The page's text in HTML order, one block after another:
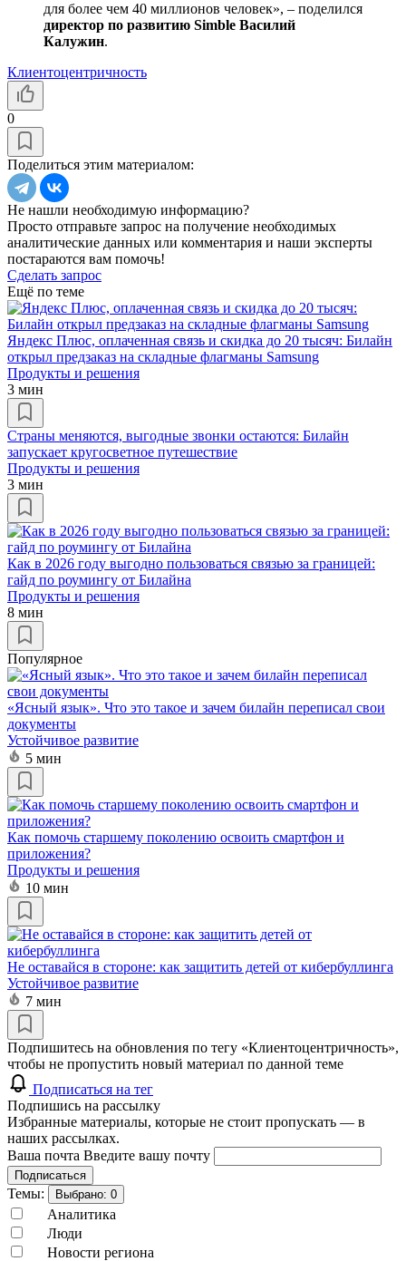
для более чем 40 миллионов человек», – поделился
директор по развитию Simble Василий
Калужин.
Клиентоцентричность
0
Поделиться этим материалом:
Не нашли необходимую информацию?
Просто отправьте запрос на получение необходимых
аналитические данных или комментария и наши эксперты
постараются вам помочь!
Сделать запрос
Ещё по теме
Яндекс Плюс, оплаченная связь и скидка до 20 тысяч: Билайн
открыл предзаказ на складные флагманы Samsung
Продукты и решения
3 мин
Страны меняются, выгодные звонки остаются: Билайн
запускает кругосветное путешествие
Продукты и решения
3 мин
Как в 2026 году выгодно пользоваться связью за границей:
гайд по роумингу от Билайна
Продукты и решения
8 мин
Популярное
«Ясный язык». Что это такое и зачем билайн переписал свои
документы
Устойчивое развитие
5 мин
Как помочь старшему поколению освоить смартфон и
приложения?
Продукты и решения
10 мин
Не оставайся в стороне: как защитить детей от кибербуллинга
Устойчивое развитие
7 мин
Подпишитесь на обновления по тегу «Клиентоцентричность»,
чтобы не пропустить новый материал по данной теме
Подписаться на тег
Подпишись на рассылку
Избранные материалы, которые не стоит пропускать — в
наших рассылках.
Ваша почта Введите вашу почту
Подписаться
Темы: Выбрано: 0
Аналитика
Люди
Новости региона